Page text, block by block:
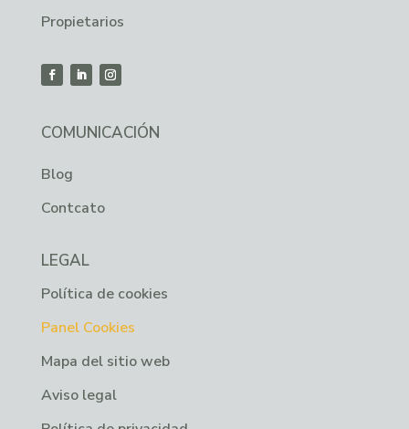
Propietarios
COMUNICACIÓN
Blog
Contcato
LEGAL
Política de cookies
Panel Cookies
Mapa del sitio web
Aviso legal